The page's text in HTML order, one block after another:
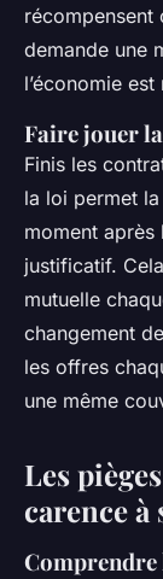
récompensent
demande une
l’économie est
Faire jouer
Finis les
la loi permet la
moment après
justificatif.
mutuelle
changement
les offres
une même
Les
carence